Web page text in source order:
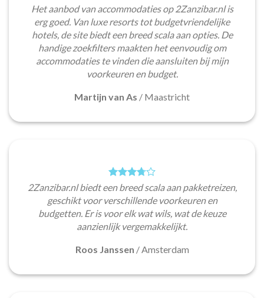
Het aanbod van accommodaties op 2Zanzibar.nl is
erg goed. Van luxe resorts tot budgetvriendelijke
hotels, de site biedt een breed scala aan opties. De
handige zoekfilters maakten het eenvoudig om
accommodaties te vinden die aansluiten bij mijn
voorkeuren en budget.
Martijn van As / Maastricht
2Zanzibar.nl biedt een breed scala aan pakketreizen,
geschikt voor verschillende voorkeuren en
budgetten. Er is voor elk wat wils, wat de keuze
aanzienlijk vergemakkelijkt.
Roos Janssen /Amsterdam